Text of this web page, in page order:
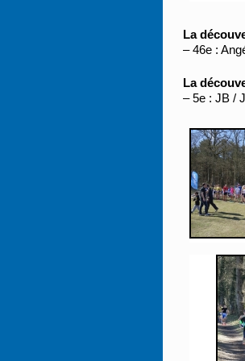
La
– 46e :
La
– 5e : JB /